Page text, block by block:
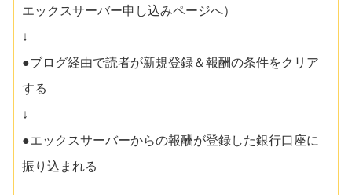
エックスサーバー申し込みページへ）
↓
●ブログ経由で読者が新規登録＆報酬の条件をクリア
する
↓
●エックスサーバーからの報酬が登録した銀行口座に
振り込まれる